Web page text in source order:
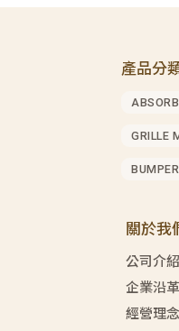
產品分
GRILLE
關於我
公司介紹
企業沿革
經營理念